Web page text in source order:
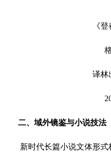
《登
译林
二、域外镜鉴与小说技法
新时代长篇小说文体形式